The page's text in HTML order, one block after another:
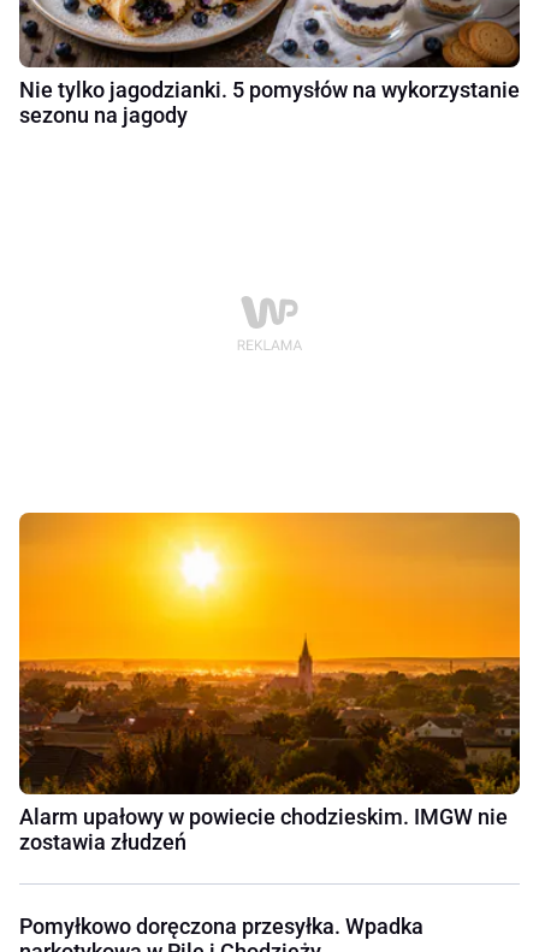
Nie tylko jagodzianki. 5 pomysłów na wykorzystanie
sezonu na jagody
Alarm upałowy w powiecie chodzieskim. IMGW nie
zostawia złudzeń
Pomyłkowo doręczona przesyłka. Wpadka